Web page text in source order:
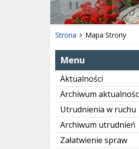
Poprzedni
❚❚
Strona Mapa Strony
Menu
Aktualności
Archiwum
Utrudnienia w ruchu
Archiwum utrudnień
Załatwienie spraw